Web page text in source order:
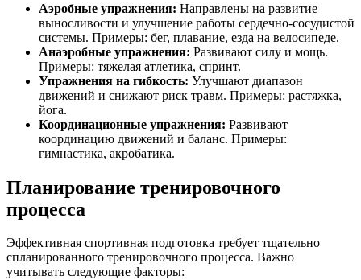
Аэробные упражнения: Направлены на развитие
выносливости и улучшение работы сердечно-сосудистой
системы. Примеры: бег, плавание, езда на велосипеде.
Анаэробные упражнения: Развивают силу и мощь.
Примеры: тяжелая атлетика, спринт.
Упражнения на гибкость: Улучшают диапазон
движений и снижают риск травм. Примеры: растяжка,
йога.
Координационные упражнения: Развивают
координацию движений и баланс. Примеры:
гимнастика, акробатика.
Планирование тренировочного
процесса
Эффективная спортивная подготовка требует тщательно
спланированного тренировочного процесса. Важно
учитывать следующие факторы: